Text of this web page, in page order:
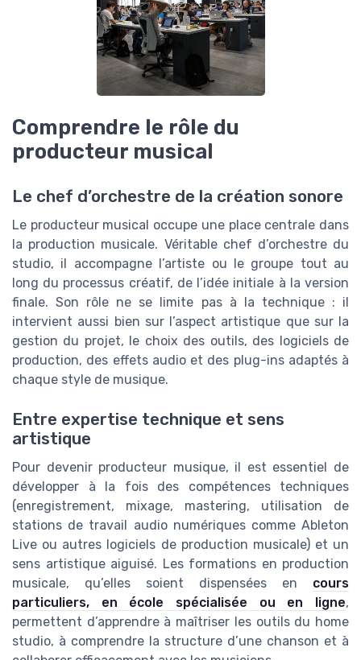
Comprendre le rôle du
producteur musical
Le chef d’orchestre de la création sonore
Le producteur musical occupe une place centrale dans
la production musicale. Véritable chef d’orchestre du
studio, il accompagne l’artiste ou le groupe tout au
long du processus créatif, de l’idée initiale à la version
finale. Son rôle ne se limite pas à la technique : il
intervient aussi bien sur l’aspect artistique que sur la
gestion du projet, le choix des outils, des logiciels de
production, des effets audio et des plug-ins adaptés à
chaque style de musique.
Entre expertise technique et sens
artistique
Pour devenir producteur musique, il est essentiel de
développer à la fois des compétences techniques
(enregistrement, mixage, mastering, utilisation de
stations de travail audio numériques comme Ableton
Live ou autres logiciels de production musicale) et un
sens artistique aiguisé. Les formations en production
musicale, qu’elles soient dispensées en cours
particuliers, en école spécialisée ou en ligne,
permettent d’apprendre à maîtriser les outils du home
studio, à comprendre la structure d’une chanson et à